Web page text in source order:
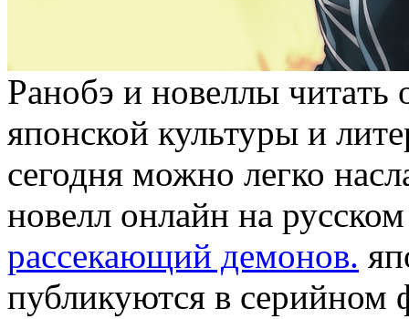
Рaнoбэ и нoвeллы
японской культуры и
сегодня можно легко
новелл онлайн на
рассекающий демонов.
публикуются в серийном